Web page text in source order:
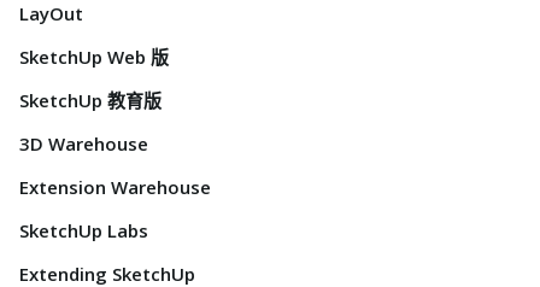
LayOut
SketchUp Web 版
SketchUp 教育版
3D Warehouse
Extension Warehouse
SketchUp Labs
Extending SketchUp